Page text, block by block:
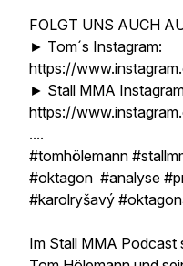
FOLGT UNS AUCH
► Tom´s Instagram:
https://
► Stall MMA
https://
....
#tomhölemann
#oktagon #analyse
#karolryšavý
Im Stall MMA Podcast